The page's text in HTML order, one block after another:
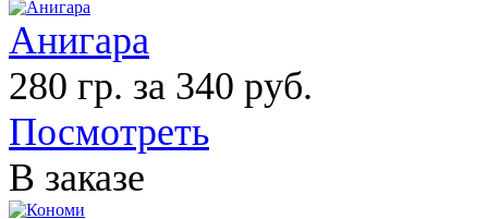
Анигара
280 гр. за 340 руб.
Посмотреть
В заказе